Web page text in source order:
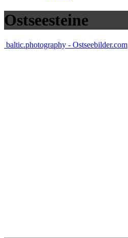
Ostseesteine
baltic.photography - Ostseebilder.com